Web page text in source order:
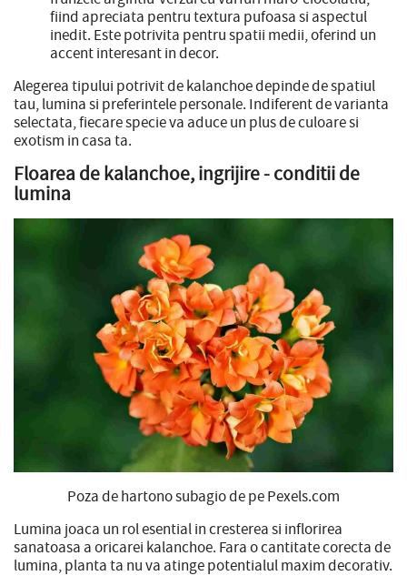
fiind apreciata pentru textura pufoasa si aspectul
inedit. Este potrivita pentru spatii medii, oferind un
accent interesant in decor.
Alegerea tipului potrivit de kalanchoe depinde de spatiul
tau, lumina si preferintele personale. Indiferent de varianta
selectata, fiecare specie va aduce un plus de culoare si
exotism in casa ta.
Floarea de kalanchoe, ingrijire - conditii de
lumina
Poza de hartono subagio de pe Pexels.com
Lumina joaca un rol esential in cresterea si inflorirea
sanatoasa a oricarei kalanchoe. Fara o cantitate corecta de
lumina, planta ta nu va atinge potentialul maxim decorativ.